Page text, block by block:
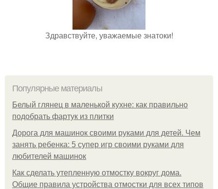
Здравствуйте, уважаемые знатоки!
Популярные материалы
Белый глянец в маленькой кухне: как правильно
подобрать фартук из плитки
Дорога для машинок своими руками для детей. Чем
занять ребенка: 5 супер игр своими руками для
любителей машинок
Как сделать утепленную отмостку вокруг дома.
Общие правила устройства отмостки для всех типов